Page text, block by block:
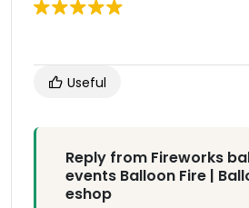
Useful
Reply from Fireworks
events Balloon Fire |
eshop